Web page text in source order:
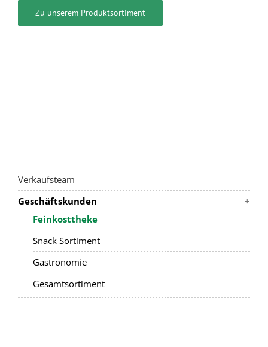
Zu unserem Produktsortiment
Verkaufsteam
Geschäftskunden
Feinkosttheke
Snack Sortiment
Gastronomie
Gesamtsortiment